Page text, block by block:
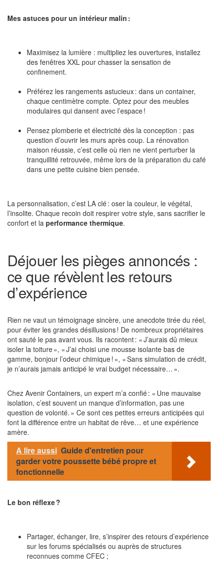
Mes astuces pour un intérieur malin :
Maximisez la lumière : multipliez les ouvertures, installez
des fenêtres XXL pour chasser la sensation de
confinement.
Préférez les rangements astucieux : dans un container,
chaque centimètre compte. Optez pour des meubles
modulaires qui dansent avec l’espace !
Pensez plomberie et électricité dès la conception : pas
question d’ouvrir les murs après coup. La rénovation
maison réussie, c’est celle où rien ne vient perturber la
tranquillité retrouvée, même lors de la préparation du café
dans une petite cuisine bien pensée.
La personnalisation, c’est LA clé : oser la couleur, le végétal,
l’insolite. Chaque recoin doit respirer votre style, sans sacrifier le
confort et la performance thermique.
Déjouer les pièges annoncés :
ce que révèlent les retours
d’expérience
Rien ne vaut un témoignage sincère, une anecdote tirée du réel,
pour éviter les grandes désillusions ! De nombreux propriétaires
ont sauté le pas avant vous. Ils racontent : « J’aurais dû mieux
isoler la toiture », « J’ai choisi une mousse isolante bas de
gamme, bonjour l’odeur chimique ! », « Sans simulation de crédit,
je n’aurais jamais anticipé le vrai budget nécessaire… ».
Chez Avenir Containers, un expert m’a confié : « Une mauvaise
isolation, c’est souvent un manque d’information, pas une
question de volonté. » Ce sont ces petites erreurs anticipées qui
font la différence entre un habitat de rêve… et une expérience
amère.
A lire aussi Guide d'entretien pour
garder votre poussette bébé propre et
fonctionnelle
Le bon réflexe ?
Partager, échanger, lire, s’inspirer des retours d’expérience
sur les forums spécialisés ou auprès de structures
reconnues comme CFEC ;